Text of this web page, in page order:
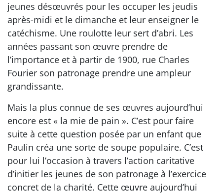
jeunes désœuvrés pour les occuper les jeudis
après-midi et le dimanche et leur enseigner le
catéchisme. Une roulotte leur sert d’abri. Les
années passant son œuvre prendre de
l’importance et à partir de 1900, rue Charles
Fourier son patronage prendre une ampleur
grandissante.
Mais la plus connue de ses œuvres aujourd’hui
encore est « la mie de pain ». C’est pour faire
suite à cette question posée par un enfant que
Paulin créa une sorte de soupe populaire. C’est
pour lui l’occasion à travers l’action caritative
d’initier les jeunes de son patronage à l’exercice
concret de la charité. Cette œuvre aujourd’hui